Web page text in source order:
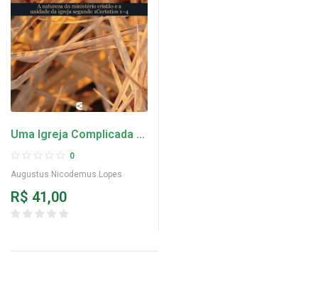
Uma Igreja Complicada –
Augustus Nicodemus
Lopes
0
Augustus Nicodemus Lopes
R$ 41,00